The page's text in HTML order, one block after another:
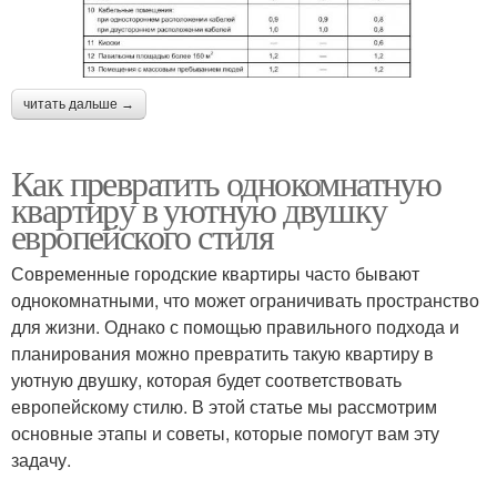
читать дальше →
Как превратить однокомнатную
квартиру в уютную двушку
европейского стиля
Современные городские квартиры часто бывают
однокомнатными, что может ограничивать пространство
для жизни. Однако с помощью правильного подхода и
планирования можно превратить такую квартиру в
уютную двушку, которая будет соответствовать
европейскому стилю. В этой статье мы рассмотрим
основные этапы и советы, которые помогут вам эту
задачу.